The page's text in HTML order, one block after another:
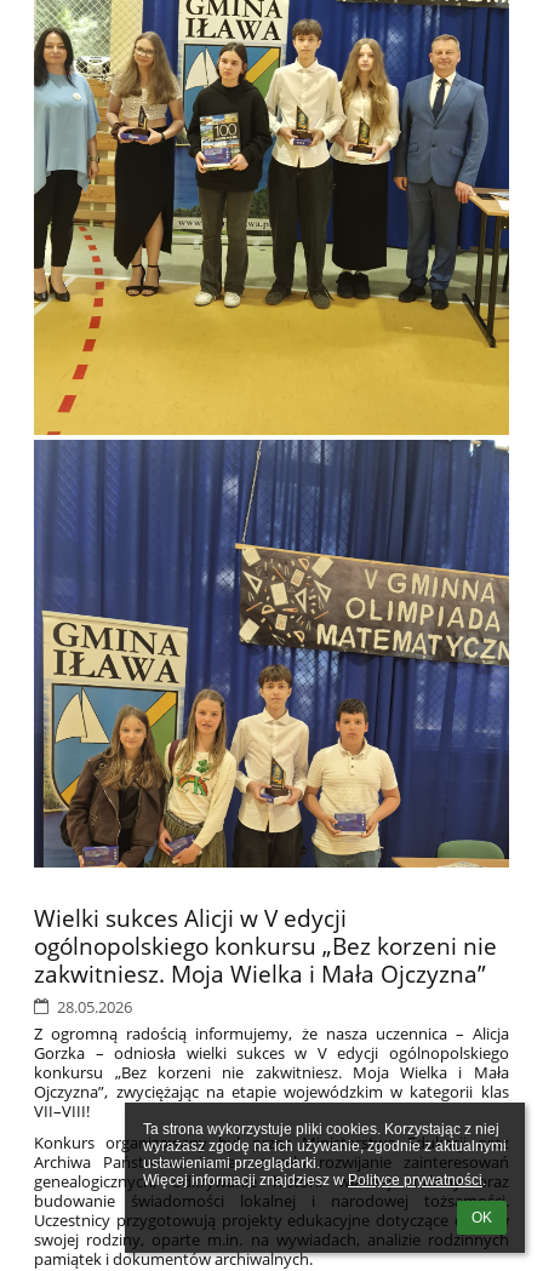
Ta strona wykorzystuje pliki cookies. Korzystając z niej
wyrażasz zgodę na ich używanie, zgodnie z aktualnymi
ustawieniami przeglądarki.
Więcej informacji znajdziesz w Polityce prywatności.
OK
Wielki sukces Alicji w V edycji
ogólnopolskiego konkursu „Bez korzeni nie
zakwitniesz. Moja Wielka i Mała Ojczyzna”
28.05.2026
Z ogromną radością informujemy, że nasza uczennica – Alicja
Gorzka – odniosła wielki sukces w V edycji ogólnopolskiego
konkursu „Bez korzeni nie zakwitniesz. Moja Wielka i Mała
Ojczyzna”, zwyciężając na etapie wojewódzkim w kategorii klas
VII–VIII!
Konkurs organizowany był przez Ministerstwo Edukacji oraz
Archiwa Państwowe i ma na celu rozwijanie zainteresowań
genealogicznych, odkrywanie historii własnej rodziny oraz
budowanie świadomości lokalnej i narodowej tożsamości.
Uczestnicy przygotowują projekty edukacyjne dotyczące dziejów
swojej rodziny, oparte m.in. na wywiadach, analizie rodzinnych
pamiątek i dokumentów archiwalnych.